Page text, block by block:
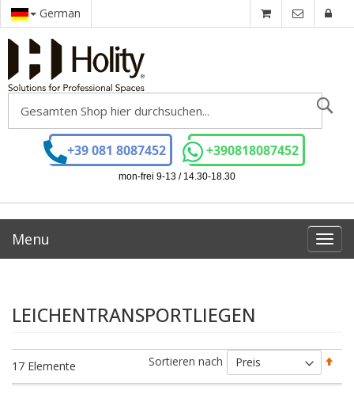
German
+39 081 8087452 +390818087452
mon-frei 9-13 / 14.30-18.30
Menu
LEICHENTRANSPORTLIEGEN
17 Elemente Sortieren nach